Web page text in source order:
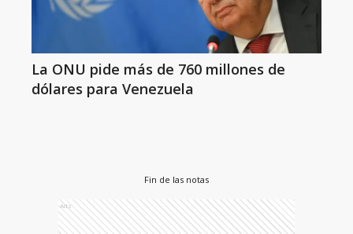
La ONU pide más de 760 millones de
dólares para Venezuela
Fin de las notas
Ads